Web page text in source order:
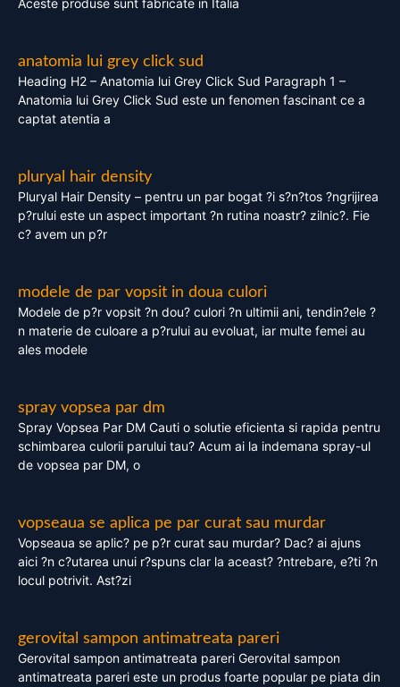
Aceste produse sunt fabricate in Italia
anatomia lui grey click sud
Heading H2 – Anatomia lui Grey Click Sud Paragraph 1 –
Anatomia lui Grey Click Sud este un fenomen fascinant ce a
captat atentia a
pluryal hair density
Pluryal Hair Density – pentru un par bogat ?i s?n?tos ?ngrijirea
p?rului este un aspect important ?n rutina noastr? zilnic?. Fie
c? avem un p?r
modele de par vopsit in doua culori
Modele de p?r vopsit ?n dou? culori ?n ultimii ani, tendin?ele ?
n materie de culoare a p?rului au evoluat, iar multe femei au
ales modele
spray vopsea par dm
Spray Vopsea Par DM Cauti o solutie eficienta si rapida pentru
schimbarea culorii parului tau? Acum ai la indemana spray-ul
de vopsea par DM, o
vopseaua se aplica pe par curat sau murdar
Vopseaua se aplic? pe p?r curat sau murdar? Dac? ai ajuns
aici ?n c?utarea unui r?spuns clar la aceast? ?ntrebare, e?ti ?n
locul potrivit. Ast?zi
gerovital sampon antimatreata pareri
Gerovital sampon antimatreata pareri Gerovital sampon
antimatreata pareri este un produs foarte popular pe piata din